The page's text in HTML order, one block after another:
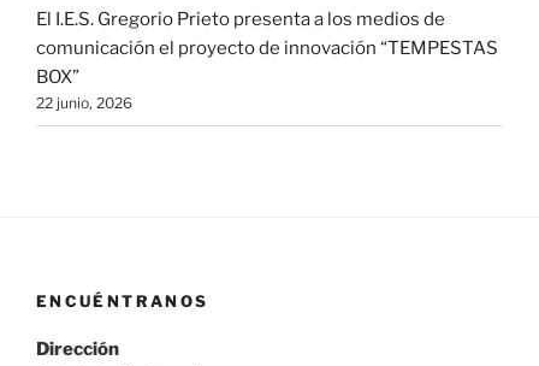
El I.E.S. Gregorio Prieto presenta a los medios de
comunicación el proyecto de innovación “TEMPESTAS
BOX”
22 junio, 2026
ENCUÉNTRANOS
Dirección